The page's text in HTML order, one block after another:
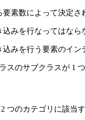
素数によって決定
込みを行なってはな
みを行う要素のイ
のサブクラスが 1
つのカテゴリに該当